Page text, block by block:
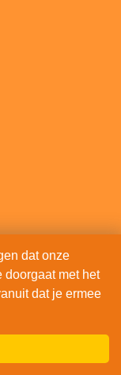
dat onze
doorgaat met het
dat je ermee